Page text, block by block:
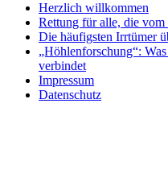
Herzlich willkommen
Rettung für alle, die vom
Die häufigsten Irrtümer
„Höhlenforschung“:
verbindet
Impressum
Datenschutz